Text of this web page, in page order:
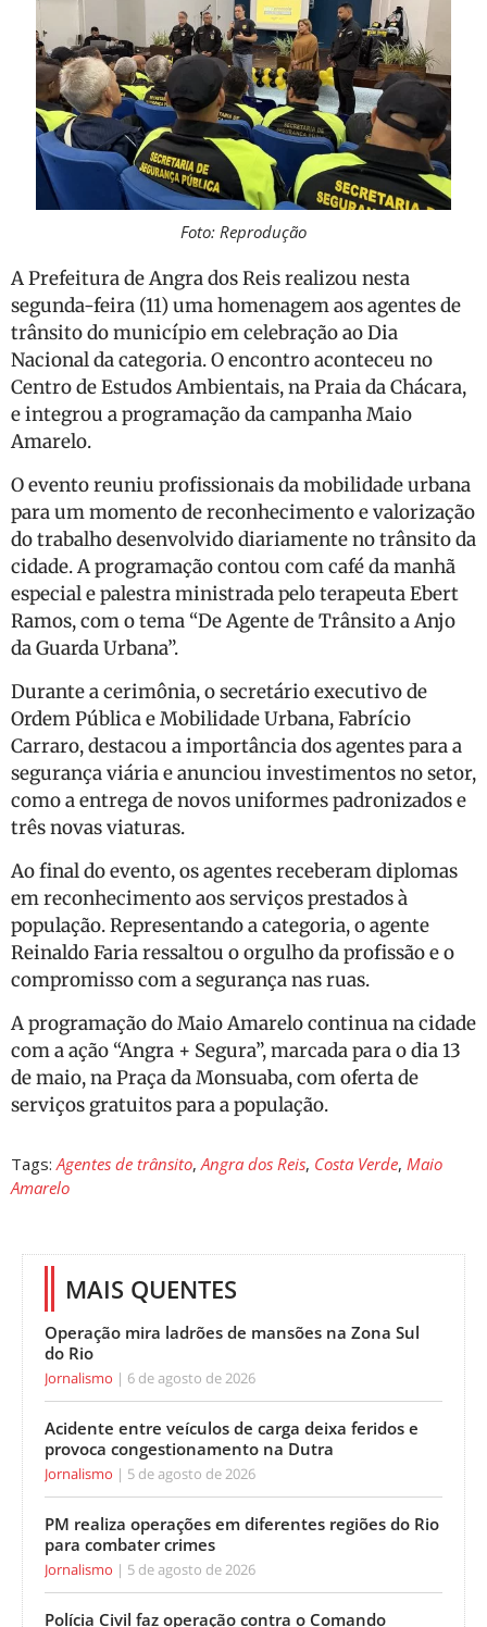
Foto: Reprodução
A Prefeitura de Angra dos Reis realizou nesta
segunda-feira (11) uma homenagem aos agentes de
trânsito do município em celebração ao Dia
Nacional da categoria. O encontro aconteceu no
Centro de Estudos Ambientais, na Praia da Chácara,
e integrou a programação da campanha Maio
Amarelo.
O evento reuniu profissionais da mobilidade urbana
para um momento de reconhecimento e valorização
do trabalho desenvolvido diariamente no trânsito da
cidade. A programação contou com café da manhã
especial e palestra ministrada pelo terapeuta Ebert
Ramos, com o tema “De Agente de Trânsito a Anjo
da Guarda Urbana”.
Durante a cerimônia, o secretário executivo de
Ordem Pública e Mobilidade Urbana, Fabrício
Carraro, destacou a importância dos agentes para a
segurança viária e anunciou investimentos no setor,
como a entrega de novos uniformes padronizados e
três novas viaturas.
Ao final do evento, os agentes receberam diplomas
em reconhecimento aos serviços prestados à
população. Representando a categoria, o agente
Reinaldo Faria ressaltou o orgulho da profissão e o
compromisso com a segurança nas ruas.
A programação do Maio Amarelo continua na cidade
com a ação “Angra + Segura”, marcada para o dia 13
de maio, na Praça da Monsuaba, com oferta de
serviços gratuitos para a população.
Tags: Agentes de trânsito,Angra dos Reis, Costa Verde, Maio
Amarelo
MAIS QUENTES
Operação mira ladrões de mansões na Zona Sul
do Rio
Jornalismo 6 de agosto de 2026
Acidente entre veículos de carga deixa feridos e
provoca congestionamento na Dutra
Jornalismo 5 de agosto de 2026
PM realiza operações em diferentes regiões do Rio
para combater crimes
Jornalismo 5 de agosto de 2026
Polícia Civil faz operação contra o Comando